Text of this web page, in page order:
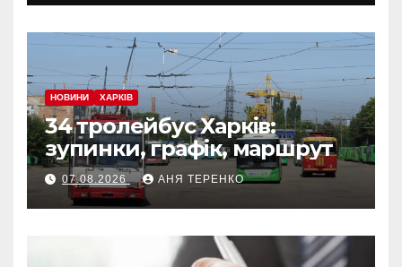
НОВИНИ ХАРКІВ
34 тролейбус Харків:
зупинки, графік, маршрут
07.08.2026 АНЯ ТЕРЕНКО